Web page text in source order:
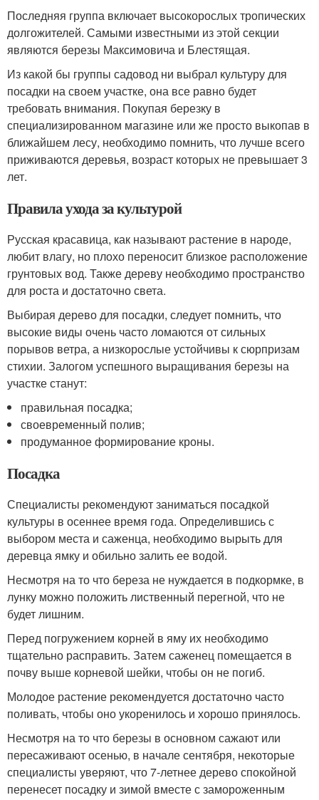
Последняя группа включает высокорослых тропических
долгожителей. Самыми известными из этой секции
являются березы Максимовича и Блестящая.
Из какой бы группы садовод ни выбрал культуру для
посадки на своем участке, она все равно будет
требовать внимания. Покупая березку в
специализированном магазине или же просто выкопав в
ближайшем лесу, необходимо помнить, что лучше всего
приживаются деревья, возраст которых не превышает 3
лет.
Правила ухода за культурой
Русская красавица, как называют растение в народе,
любит влагу, но плохо переносит близкое расположение
грунтовых вод. Также дереву необходимо пространство
для роста и достаточно света.
Выбирая дерево для посадки, следует помнить, что
высокие виды очень часто ломаются от сильных
порывов ветра, а низкорослые устойчивы к сюрпризам
стихии. Залогом успешного выращивания березы на
участке станут:
правильная посадка;
своевременный полив;
продуманное формирование кроны.
Посадка
Специалисты рекомендуют заниматься посадкой
культуры в осеннее время года. Определившись с
выбором места и саженца, необходимо вырыть для
деревца ямку и обильно залить ее водой.
Несмотря на то что береза не нуждается в подкормке, в
лунку можно положить лиственный перегной, что не
будет лишним.
Перед погружением корней в яму их необходимо
тщательно расправить. Затем саженец помещается в
почву выше корневой шейки, чтобы он не погиб.
Молодое растение рекомендуется достаточно часто
поливать, чтобы оно укоренилось и хорошо принялось.
Несмотря на то что березы в основном сажают или
пересаживают осенью, в начале сентября, некоторые
специалисты уверяют, что 7-летнее дерево спокойной
перенесет посадку и зимой вместе с замороженным